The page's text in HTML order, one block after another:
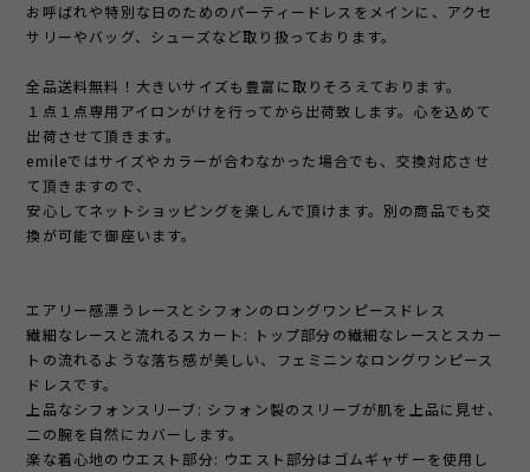
お呼ばれや特別な日のためのパーティードレスをメインに、アクセ
サリーやバッグ、シューズなど取り扱っております。
全品送料無料！大きいサイズも豊富に取りそろえております。
１点１点専用アイロンがけを行ってから出荷致します。心を込めて
出荷させて頂きます。
emileではサイズやカラーが合わなかった場合でも、交換対応させ
て頂きますので、
安心してネットショッピングを楽しんで頂けます。別の商品でも交
換が可能で御座います。
エアリー感漂うレースとシフォンのロングワンピースドレス
繊細なレースと流れるスカート: トップ部分の繊細なレースとスカー
トの流れるような落ち感が美しい、フェミニンなロングワンピース
ドレスです。
上品なシフォンスリーブ: シフォン製のスリーブが肌を上品に見せ、
二の腕を自然にカバーします。
楽な着心地のウエスト部分: ウエスト部分はゴムギャザーを使用し